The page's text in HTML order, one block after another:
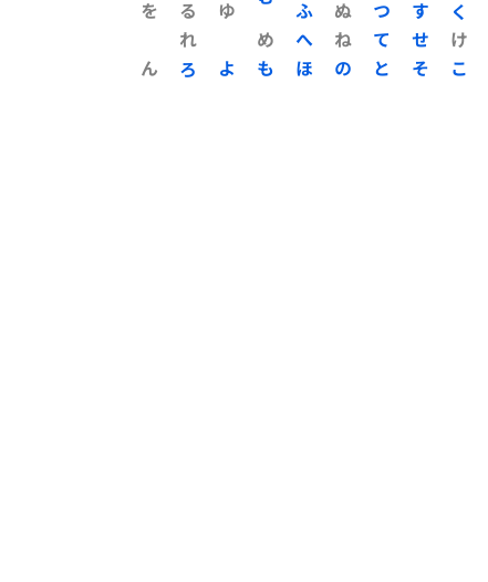
く
け
こ
す
せ
そ
つ
て
と
ぬ
ね
の
ふ
へ
ほ
む
め
も
ゆ
よ
る
れ
ろ
を
ん